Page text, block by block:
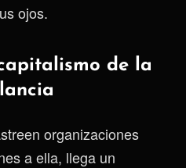
ojos.
de la
organizaciones
a ella, llega un